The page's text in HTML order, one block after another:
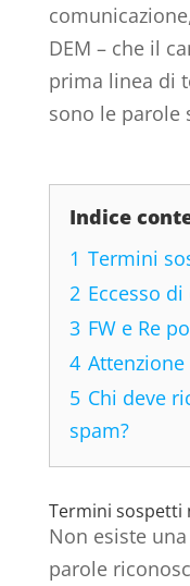
DEM – che il
prima linea di
sono le parole
Indice
1 Termini
2 Eccesso
3 FW e Re
4
5 Chi deve
spam?
Termini sospetti
Non esiste
parole